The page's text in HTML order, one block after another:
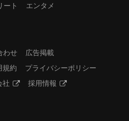
ート エンタメ
わせ
広告掲載
規約
プライバシーポリシー
社 採用情報